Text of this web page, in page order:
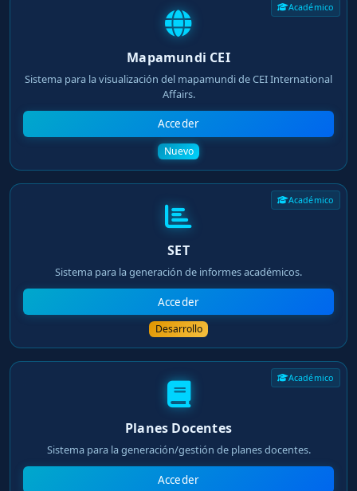
Académico
Mapamundi CEI
Sistema para la visualización del mapamundi de CEI International
Affairs.
Acceder
Nuevo
Académico
SET
Sistema para la generación de informes académicos.
Acceder
Desarrollo
Académico
Planes Docentes
Sistema para la generación/gestión de planes docentes.
Acceder